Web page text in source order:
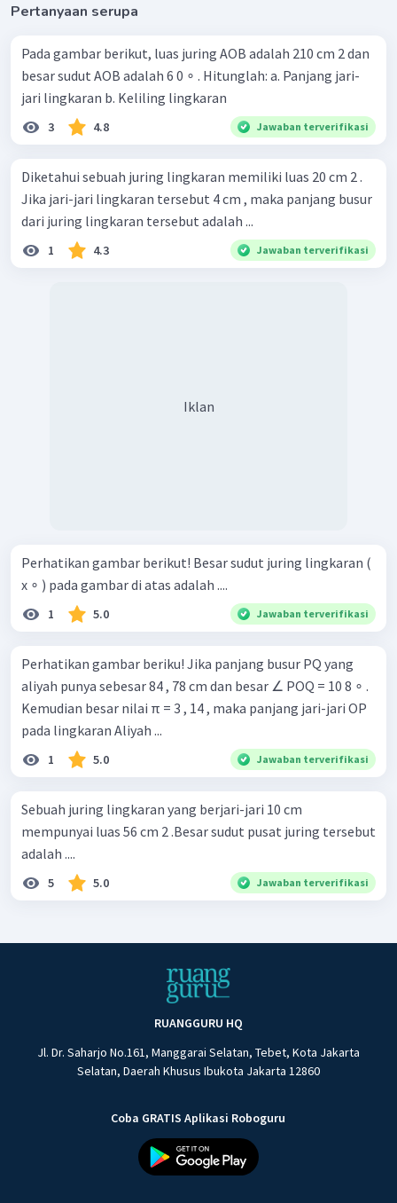
Pertanyaan serupa
Pada gambar berikut, luas juring AOB adalah 210 cm 2 dan
besar sudut AOB adalah 6 0 ∘ . Hitunglah: a. Panjang jari-
jari lingkaran b. Keliling lingkaran
3 4.8 Jawaban terverifikasi
Diketahui sebuah juring lingkaran memiliki luas 20 cm 2 .
Jika jari-jari lingkaran tersebut 4 cm , maka panjang busur
dari juring lingkaran tersebut adalah ...
1 4.3 Jawaban terverifikasi
Iklan
Perhatikan gambar berikut! Besar sudut juring lingkaran (
x ∘ ) pada gambar di atas adalah ....
1 5.0 Jawaban terverifikasi
Perhatikan gambar beriku! Jika panjang busur PQ yang
aliyah punya sebesar 84 , 78 cm dan besar ∠ POQ = 10 8 ∘ .
Kemudian besar nilai π = 3 , 14 , maka panjang jari-jari OP
pada lingkaran Aliyah ...
1 5.0 Jawaban terverifikasi
Sebuah juring lingkaran yang berjari-jari 10 cm
mempunyai luas 56 cm 2 .Besar sudut pusat juring tersebut
adalah ....
5 5.0 Jawaban terverifikasi
RUANGGURU HQ
Jl. Dr. Saharjo No.161, Manggarai Selatan, Tebet, Kota Jakarta
Selatan, Daerah Khusus Ibukota Jakarta 12860
Coba GRATIS Aplikasi Roboguru